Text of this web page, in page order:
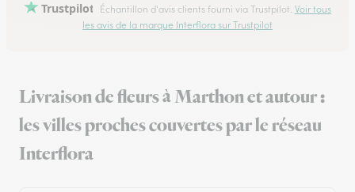
Trustpilot Échantillon d'avis clients fourni via Trustpilot. Voir tous
les avis de la marque Interflora sur Trustpilot
Livraison de fleurs à Marthon et autour :
les villes proches couvertes par le réseau
Interflora